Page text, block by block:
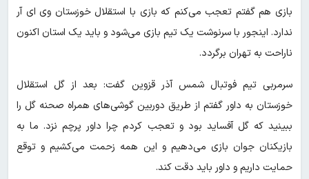
بازی هم گفتم تعجب می‌کنم که بازی با استقلال خوزستان وی ای آر
ندارد. اینجور با سرنوشت یک تیم بازی می‌شود و باید یک استان اکنون
ناراحت به تهران برگردد.
سرمربی تیم فوتبال شمس آذر قزوین گفت: بعد از گل استقلال
خوزستان به داور گفتم از طریق دوربین گوشی‌های همراه صحنه گل را
ببینید که گل آفساید بود و تعجب کردم چرا داور پرچم نزد. ما به
بازیکنان جوان بازی می‌دهیم و این همه زحمت می‌کشیم و توقع
حمایت داریم و داور باید دقت کند.